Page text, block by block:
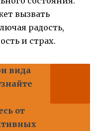
вызвать
радость,
и страх.
вида
от